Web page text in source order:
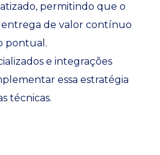
permitindo que o
entrega de valor contínuo
pontual.
e integrações
essa estratégia
técnicas.